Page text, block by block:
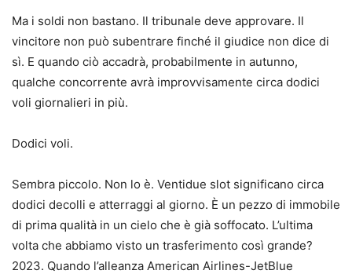
Ma i soldi non bastano. Il tribunale deve approvare. Il
vincitore non può subentrare finché il giudice non dice di
sì. E quando ciò accadrà, probabilmente in autunno,
qualche concorrente avrà improvvisamente circa dodici
voli giornalieri in più.
Dodici voli.
Sembra piccolo. Non lo è. Ventidue slot significano circa
dodici decolli e atterraggi al giorno. È un pezzo di immobile
di prima qualità in un cielo che è già soffocato. L’ultima
volta che abbiamo visto un trasferimento così grande?
2023. Quando l’alleanza American Airlines-JetBlue